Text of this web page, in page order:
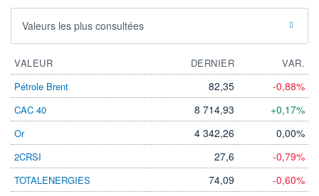
Valeurs les plus consultées
VALEUR DERNIER
VAR.
Pétrole Brent
82,35 -0,88%
CAC 40 8 714,93 +0,17%
Or 4 342,26 0,00%
2CRSI 27,6 -0,79%
TOTALENERGIES 74,09 -0,60%